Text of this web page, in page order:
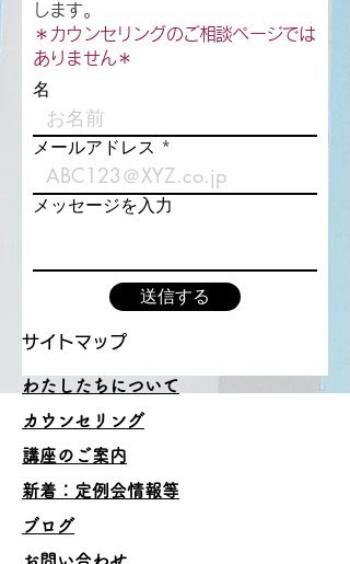
します。
＊カウンセリングのご相談ページでは
ありません＊
名
メールアドレス
メッセージを入力
送信する
サイトマップ
わたしたちについて
カウンセリング
講座のご案内
​新着：定例会情報等
ブログ